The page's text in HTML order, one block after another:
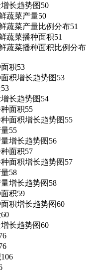
长趋势图50
蔬菜产量50
蔬菜产量比例分布51
蔬菜播种面积51
蔬菜播种面积比例分布
积53
积增长趋势图53
长趋势图54
面积55
面积增长趋势图55
55
增长趋势图56
面积57
面积增长趋势图57
58
增长趋势图58
积59
积增长趋势图60
长趋势图60